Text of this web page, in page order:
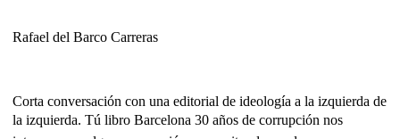
Rafael del Barco Carreras
Corta conversación con una editorial de ideología a la izquierda de
la izquierda. Tú libro Barcelona 30 años de corrupción nos